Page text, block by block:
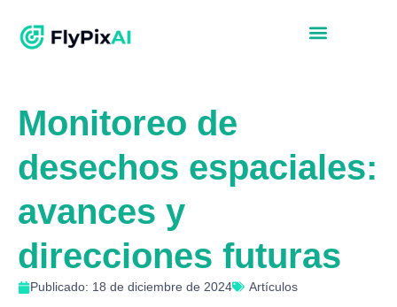
Monitoreo de
desechos espaciales:
avances y
direcciones futuras
Publicado: 18 de diciembre de 2024 Artículos